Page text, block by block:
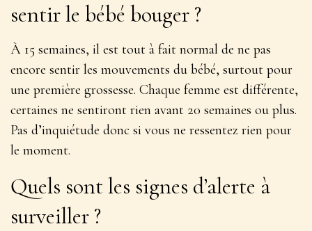
sentir le bébé bouger ?
À 15 semaines, il est tout à fait normal de ne pas
encore sentir les mouvements du bébé, surtout pour
une première grossesse. Chaque femme est différente,
certaines ne sentiront rien avant 20 semaines ou plus.
Pas d’inquiétude donc si vous ne ressentez rien pour
le moment.
Quels sont les signes d’alerte à
surveiller ?